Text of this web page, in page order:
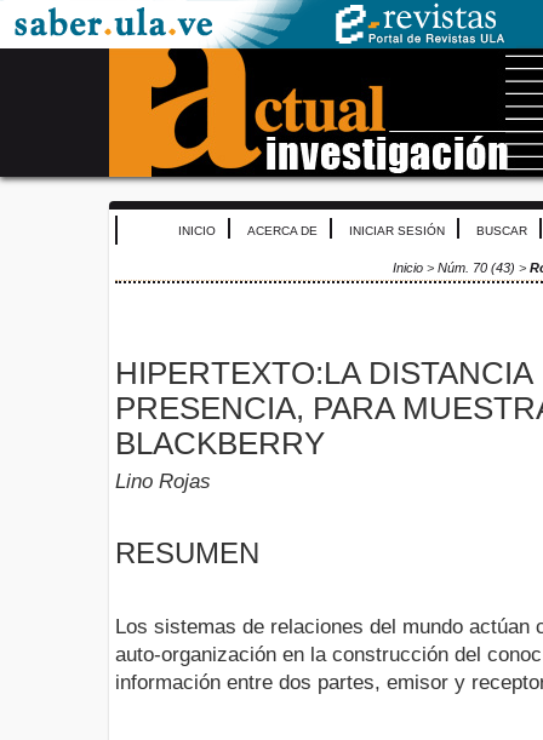
INICIO ACERCA DE INICIAR SESIÓN BUSCAR
Inicio> Núm. 70 (43) >
HIPERTEXTO:LA DISTANCIA
PRESENCIA, PARA
BLACKBERRY
Lino Rojas
RESUMEN
Los sistemas de relaciones del mundo actúan
auto-organización en la construcción del
información entre dos partes, emisor y